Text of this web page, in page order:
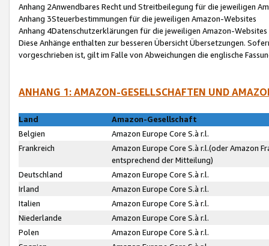
Anhang 2Anwendbares Recht und Streitbeilegung für die jeweiligen
Anhang 3Steuerbestimmungen für die jeweiligen Amazon-Websites
Anhang 4Datenschutzerklärungen für die jeweiligen Amazon-Websites
Diese Anhänge enthalten zur besseren Übersicht Übersetzungen.
vorgeschrieben ist, gilt im Falle von Abweichungen die englische
ANHANG 1: AMAZON-GESELLSCHAFTEN UND
Land
Amazon-Gesellschaft
Belgien
Amazon Europe Core S.à r.l.
Frankreich
Amazon Europe Core S.à r.l.(oder Amazon
entsprechend der Mitteilung)
Deutschland
Amazon Europe Core S.à r.l.
Irland
Amazon Europe Core S.à r.l.
Italien
Amazon Europe Core S.à r.l.
Niederlande
Amazon Europe Core S.à r.l.
Polen
Amazon Europe Core S.à r.l.